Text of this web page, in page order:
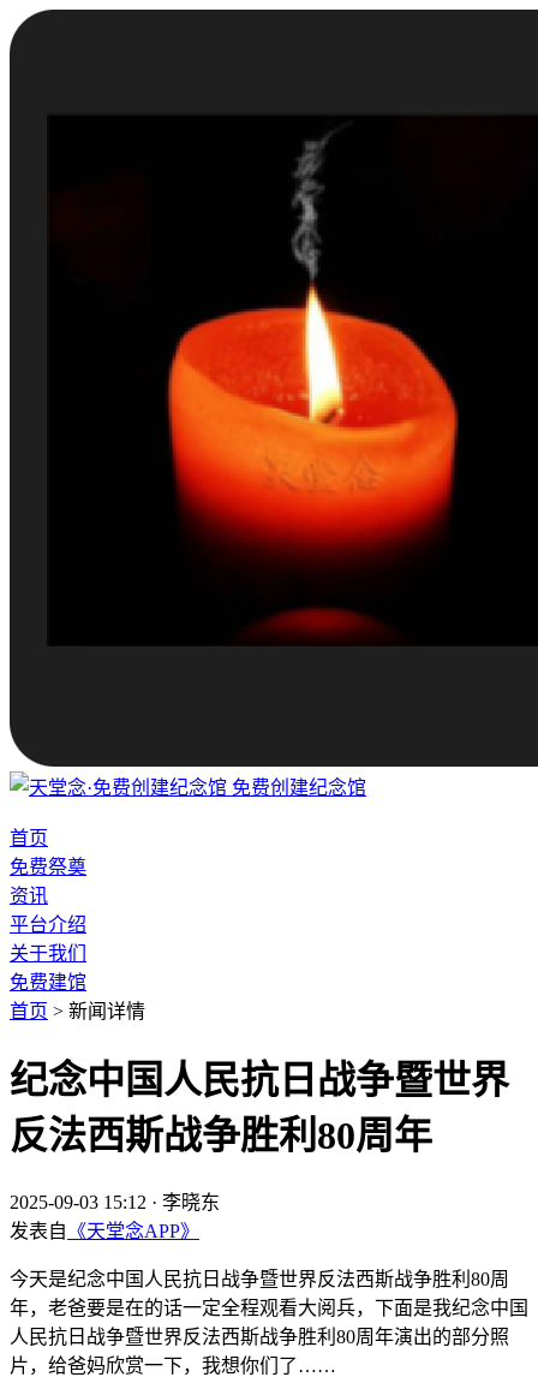
免费创建纪念馆
首页
免费祭奠
资讯
平台介绍
关于我们
免费建馆
首页 > 新闻详情
纪念中国人民抗日战争暨世界
反法西斯战争胜利80周年
2025-09-03 15:12 · 李晓东
发表自 《天堂念APP》
今天是纪念中国人民抗日战争暨世界反法西斯战争胜利80周
年，老爸要是在的话一定全程观看大阅兵，下面是我纪念中国
人民抗日战争暨世界反法西斯战争胜利80周年演出的部分照
片，给爸妈欣赏一下，我想你们了……